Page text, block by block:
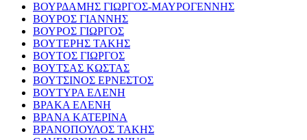
ΒΟΥΡΔΑΜΗΣ ΓΙΩΡΓΟΣ-ΜΑΥΡΟΓΕΝΝΗΣ
ΒΟΥΡΟΣ ΓΙΑΝΝΗΣ
ΒΟΥΡΟΣ ΓΙΩΡΓΟΣ
ΒΟΥΤΕΡΗΣ ΤΑΚΗΣ
ΒΟΥΤΟΣ ΓΙΩΡΓΟΣ
ΒΟΥΤΣΑΣ ΚΩΣΤΑΣ
ΒΟΥΤΣΙΝΟΣ ΕΡΝΕΣΤΟΣ
ΒΟΥΤΥΡΑ ΕΛΕΝΗ
ΒΡΑΚΑ ΕΛΕΝΗ
ΒΡΑΝΑ ΚΑΤΕΡΙΝΑ
ΒΡΑΝΟΠΟΥΛΟΣ ΤΑΚΗΣ